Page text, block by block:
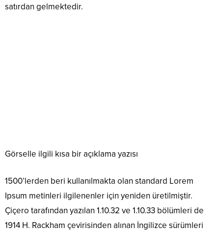
satırdan gelmektedir.
Görselle ilgili kısa bir açıklama yazısı
1500’lerden beri kullanılmakta olan standard Lorem
Ipsum metinleri ilgilenenler için yeniden üretilmiştir.
Çiçero tarafından yazılan 1.10.32 ve 1.10.33 bölümleri de
1914 H. Rackham çevirisinden alınan İngilizce sürümleri